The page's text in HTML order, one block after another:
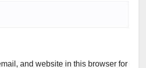
and website in this browser for